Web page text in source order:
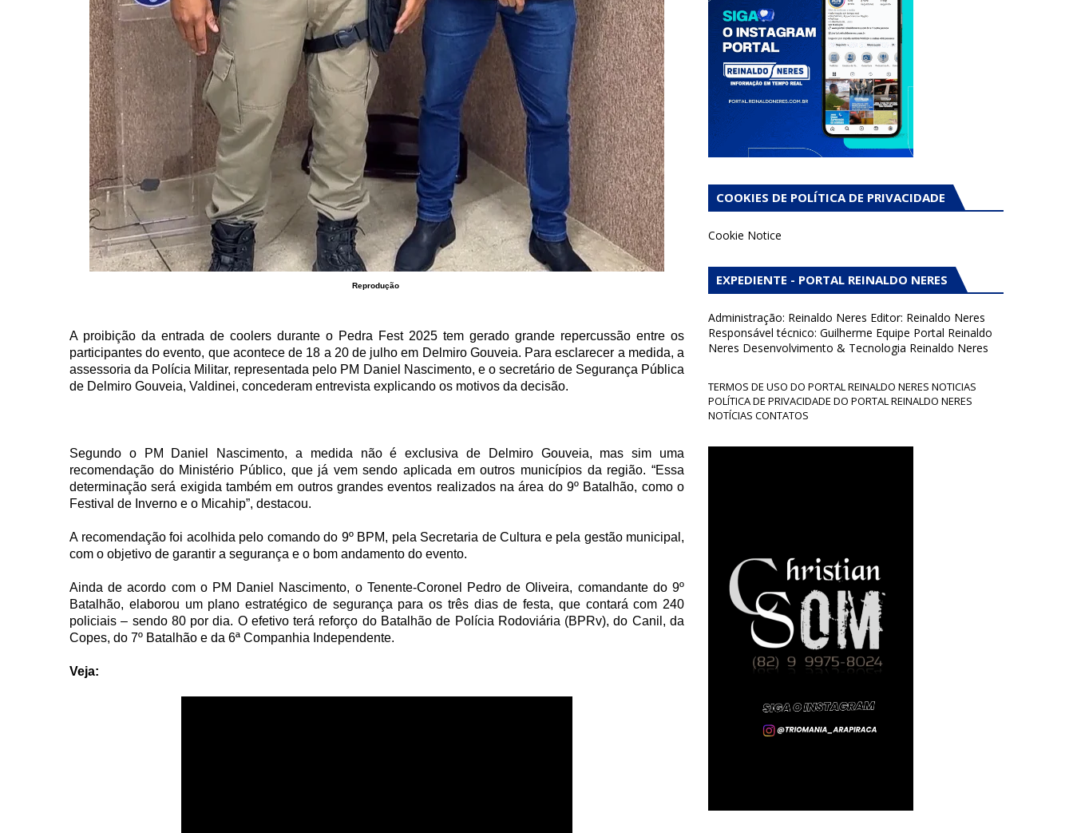
Reprodução
A proibição da entrada de coolers durante o Pedra Fest 2025 tem gerado grande repercussão entre os
participantes do evento, que acontece de 18 a 20 de julho em Delmiro Gouveia. Para esclarecer a medida, a
assessoria da Polícia Militar, representada pelo PM Daniel Nascimento, e o secretário de Segurança Pública
de Delmiro Gouveia, Valdinei, concederam entrevista explicando os motivos da decisão.
Segundo o PM Daniel Nascimento, a medida não é exclusiva de Delmiro Gouveia, mas sim uma
recomendação do Ministério Público, que já vem sendo aplicada em outros municípios da região. “Essa
determinação será exigida também em outros grandes eventos realizados na área do 9º Batalhão, como o
Festival de Inverno e o Micahip”, destacou.
A recomendação foi acolhida pelo comando do 9º BPM, pela Secretaria de Cultura e pela gestão municipal,
com o objetivo de garantir a segurança e o bom andamento do evento.
Ainda de acordo com o PM Daniel Nascimento, o Tenente-Coronel Pedro de Oliveira, comandante do 9º
Batalhão, elaborou um plano estratégico de segurança para os três dias de festa, que contará com 240
policiais – sendo 80 por dia. O efetivo terá reforço do Batalhão de Polícia Rodoviária (BPRv), do Canil, da
Copes, do 7º Batalhão e da 6ª Companhia Independente.
Veja:
COOKIES DE POLÍTICA DE PRIVACIDADE
Cookie Notice
EXPEDIENTE - PORTAL REINALDO NERES
Administração: Reinaldo Neres Editor: Reinaldo Neres
Responsável técnico: Guilherme Equipe Portal Reinaldo
Neres Desenvolvimento & Tecnologia Reinaldo Neres
TERMOS DE USO DO PORTAL REINALDO NERES NOTICIAS
POLÍTICA DE PRIVACIDADE DO PORTAL REINALDO NERES
NOTÍCIAS CONTATOS